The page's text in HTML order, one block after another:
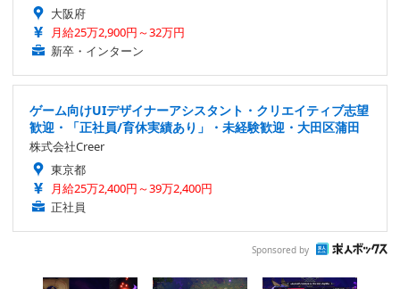
大阪府
月給25万2,900円～32万円
新卒・インターン
ゲーム向けUIデザイナーアシスタント・クリエイティブ志望
歓迎・「正社員/育休実績あり」・未経験歓迎・大田区蒲田
株式会社Creer
東京都
月給25万2,400円～39万2,400円
正社員
Sponsored by